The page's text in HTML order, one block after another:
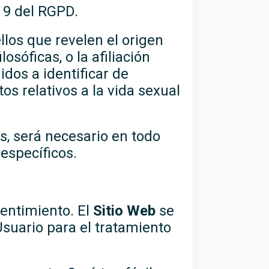
del RGPD.
que revelen el origen
o la afiliación
a identificar de
relativos a la vida sexual
será necesario en todo
El Sitio Web se
para el tratamiento